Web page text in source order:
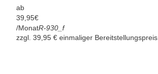
ab
39, 95€
/MonatR-930_f
zzgl. 39,95 € einmaliger Bereitstellungspreis